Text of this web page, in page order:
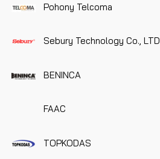
Pohony Telcoma
Sebury Technology Co., LTD
BENINCA
FAAC
TOPKODAS